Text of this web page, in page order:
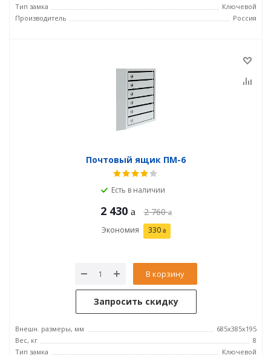
Тип замка
Ключевой
Производитель
Россия
Почтовый ящик ПМ-6
Есть в наличии
2 430 2 760
Экономия 330
В корзину
Запросить скидку
Внешн. размеры, мм
685х385х195
Вес, кг
8
Тип замка
Ключевой